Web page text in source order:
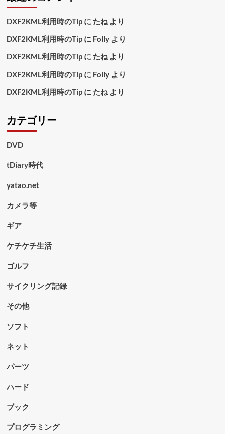
DXF2KML利用時のTipに たねより
DXF2KML利用時のTipに Follyより
DXF2KML利用時のTipに たねより
DXF2KML利用時のTipに Follyより
DXF2KML利用時のTipに たねより
カテゴリー
DVD
tDiary時代
yatao.net
カメラ等
ギア
ケチケチ生活
ゴルフ
サイクリング記録
その他
ソフト
ネット
パーツ
ハード
ブック
プログラミング